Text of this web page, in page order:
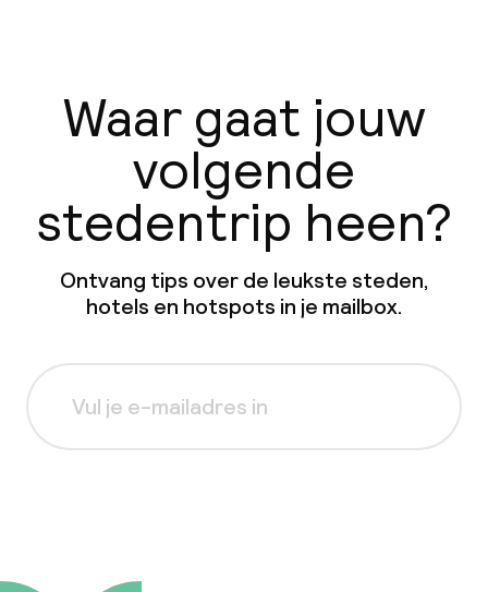
Waar gaat jouw
volgende
stedentrip heen?
Ontvang tips over de leukste steden,
hotels en hotspots in je mailbox.